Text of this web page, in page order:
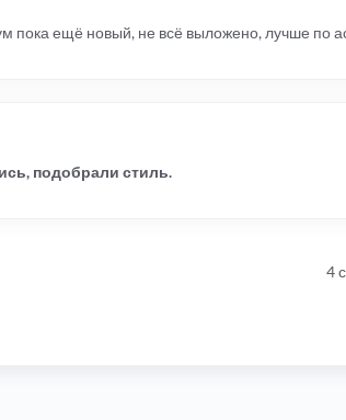
пока ещё новый, не всё выложено, лучше по
подобрали стиль.
4